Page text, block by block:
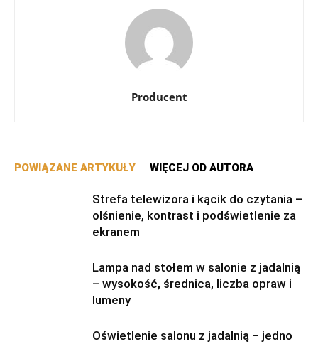
Producent
POWIĄZANE ARTYKUŁY WIĘCEJ OD AUTORA
Strefa telewizora i kącik do czytania –
olśnienie, kontrast i podświetlenie za
ekranem
Lampa nad stołem w salonie z jadalnią
– wysokość, średnica, liczba opraw i
lumeny
Oświetlenie salonu z jadalnią – jedno